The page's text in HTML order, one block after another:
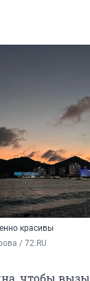
красивы
/ 72.RU
чтобы